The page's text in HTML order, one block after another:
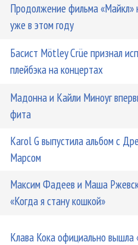
Продолжение фильма «Майкл»
уже в этом году
Басист Mötley Crüe признал
плейбэка на концертах
Мадонна и Кайли Миноуг
фита
Karol G выпустила альбом с
Марсом
Максим Фадеев и Маша
«Когда я стану кошкой»
Клава Кока официально вышла